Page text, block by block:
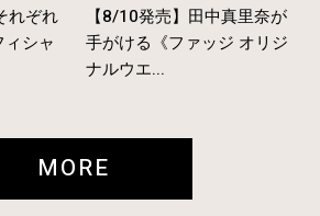
れぞれ
ィシャ
【8/10発売】田中真里奈が
手がける《ファッジ オリジ
ナルウエ...
MORE